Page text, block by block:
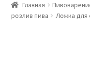
Главная
розлив пива
Ложка для